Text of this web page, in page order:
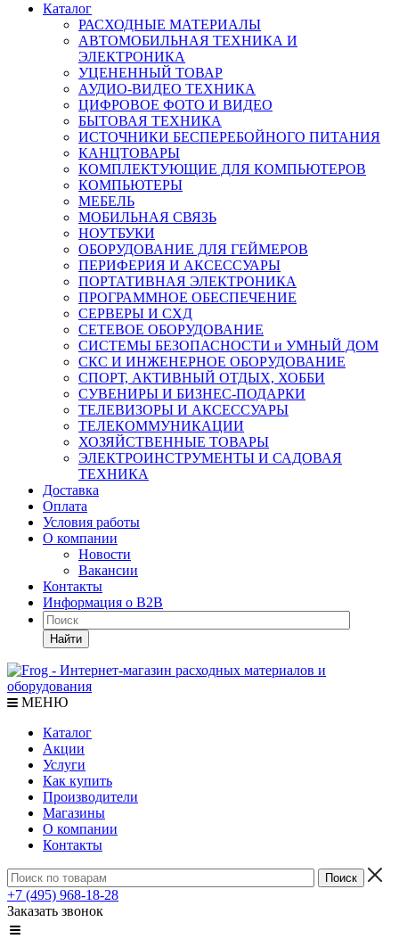
Каталог
РАСХОДНЫЕ МАТЕРИАЛЫ
АВТОМОБИЛЬНАЯ ТЕХНИКА И
ЭЛЕКТРОНИКА
УЦЕНЕННЫЙ ТОВАР
АУДИО-ВИДЕО ТЕХНИКА
ЦИФРОВОЕ ФОТО И ВИДЕО
БЫТОВАЯ ТЕХНИКА
ИСТОЧНИКИ БЕСПЕРЕБОЙНОГО ПИТАНИЯ
КАНЦТОВАРЫ
КОМПЛЕКТУЮЩИЕ ДЛЯ КОМПЬЮТЕРОВ
КОМПЬЮТЕРЫ
МЕБЕЛЬ
МОБИЛЬНАЯ СВЯЗЬ
НОУТБУКИ
ОБОРУДОВАНИЕ ДЛЯ ГЕЙМЕРОВ
ПЕРИФЕРИЯ И АКСЕССУАРЫ
ПОРТАТИВНАЯ ЭЛЕКТРОНИКА
ПРОГРАММНОЕ ОБЕСПЕЧЕНИЕ
СЕРВЕРЫ И СХД
СЕТЕВОЕ ОБОРУДОВАНИЕ
СИСТЕМЫ БЕЗОПАСНОСТИ и УМНЫЙ ДОМ
СКС И ИНЖЕНЕРНОЕ ОБОРУДОВАНИЕ
СПОРТ, АКТИВНЫЙ ОТДЫХ, ХОББИ
СУВЕНИРЫ И БИЗНЕС-ПОДАРКИ
ТЕЛЕВИЗОРЫ И АКСЕССУАРЫ
ТЕЛЕКОММУНИКАЦИИ
ХОЗЯЙСТВЕННЫЕ ТОВАРЫ
ЭЛЕКТРОИНСТРУМЕНТЫ И САДОВАЯ
ТЕХНИКА
Доставка
Оплата
Условия работы
О компании
Новости
Вакансии
Контакты
Информация о B2B
Найти
МЕНЮ
Каталог
Акции
Услуги
Как купить
Производители
Магазины
О компании
Контакты
+7 (495) 968-18-28
Заказать звонок